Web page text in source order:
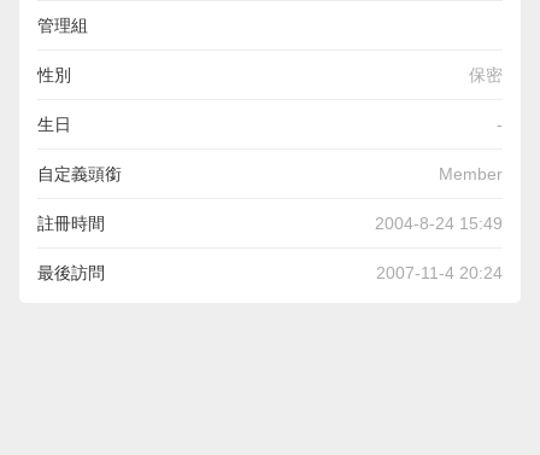
管理組
性別 保密
生日 -
自定義頭銜 Member
註冊時間 2004-8-24 15:49
最後訪問 2007-11-4 20:24